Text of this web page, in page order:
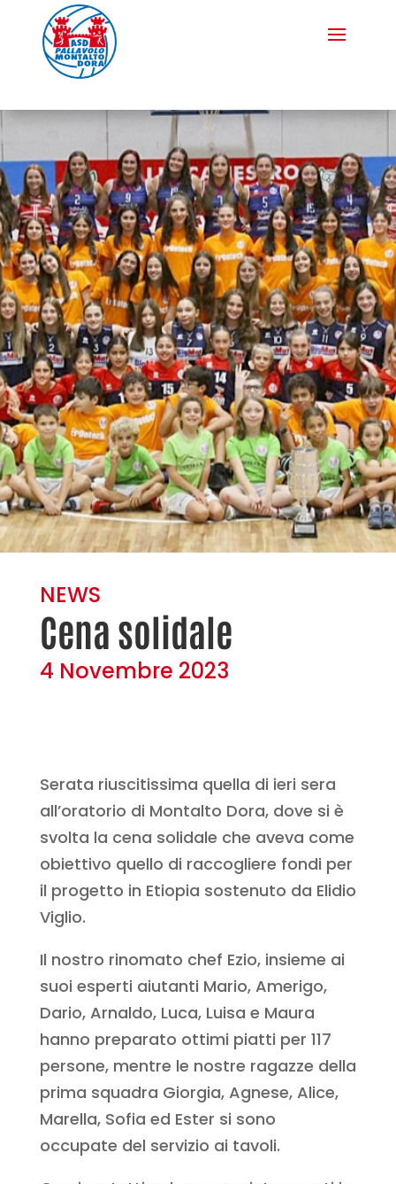
NEWS
Cena solidale
4 Novembre 2023
Serata riuscitissima quella di ieri sera
all’oratorio di Montalto Dora, dove si è
svolta la cena solidale che aveva come
obiettivo quello di raccogliere fondi per
il progetto in Etiopia sostenuto da Elidio
Viglio.
Il nostro rinomato chef Ezio, insieme ai
suoi esperti aiutanti Mario, Amerigo,
Dario, Arnaldo, Luca, Luisa e Maura
hanno preparato ottimi piatti per 117
persone, mentre le nostre ragazze della
prima squadra Giorgia, Agnese, Alice,
Marella, Sofia ed Ester si sono
occupate del servizio ai tavoli.